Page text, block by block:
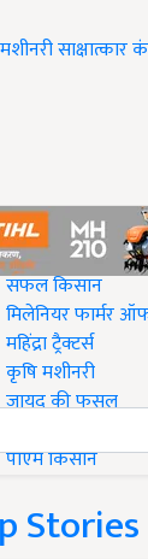
मशीनरीसाक्षात्कार
on Krishi Jagran
सफल किसान
मिलेनियर फार्मर
महिंद्रा ट्रैक्टर्स
कृषि मशीनरी
जायद की फसल
पीएम किसान
Stories